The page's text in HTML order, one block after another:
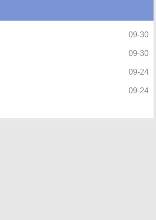
09-30
09-30
09-24
09-24